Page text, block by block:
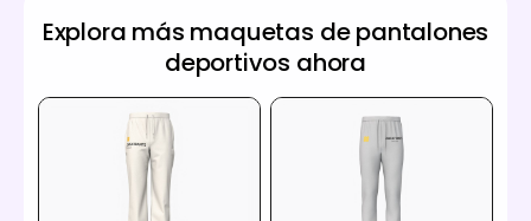
Explora más maquetas de pantalones
deportivos ahora